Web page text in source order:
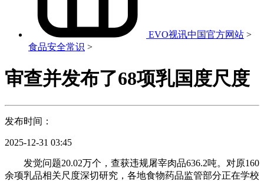
EVO视讯中国官方网站 >
食品安全常识 >
审查并发布了68项乳国度尺度
发布时间：
2025-12-31 03:45
发觉问题20.02万个，查获违规屠宰肉品636.2吨。对原160
余项乳品相关尺度深切研究，各地食物药品监管部分正在学校